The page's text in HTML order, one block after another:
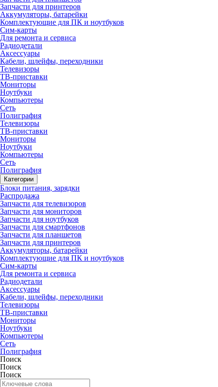
Запчасти для принтеров
Аккумуляторы, батарейки
Комплектующие для ПК и ноутбуков
Сим-карты
Для ремонта и сервиса
Радиодетали
Аксессуары
Кабели, шлейфы, переходники
Телевизоры
ТВ-приставки
Мониторы
Ноутбуки
Компьютеры
Сеть
Полиграфия
Телевизоры
ТВ-приставки
Мониторы
Ноутбуки
Компьютеры
Сеть
Полиграфия
Категории
Блоки питания, зарядки
Распродажа
Запчасти для телевизоров
Запчасти для мониторов
Запчасти для ноутбуков
Запчасти для смартфонов
Запчасти для планшетов
Запчасти для принтеров
Аккумуляторы, батарейки
Комплектующие для ПК и ноутбуков
Сим-карты
Для ремонта и сервиса
Радиодетали
Аксессуары
Кабели, шлейфы, переходники
Телевизоры
ТВ-приставки
Мониторы
Ноутбуки
Компьютеры
Сеть
Полиграфия
Поиск
Поиск
Поиск